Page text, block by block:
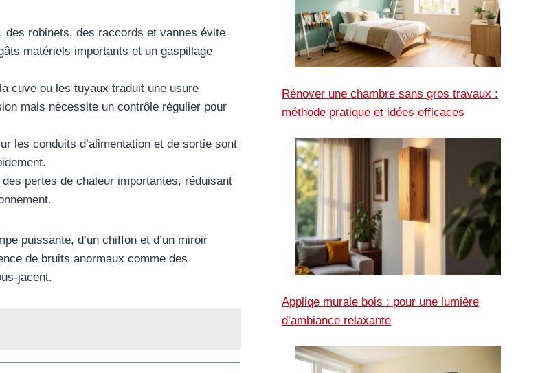
robinets, des raccords et vannes évite
matériels importants et un gaspillage
cuve ou les tuyaux traduit une usure
mais nécessite un contrôle régulier pour
les conduits d’alimentation et de sortie sont
pertes de chaleur importantes, réduisant
puissante, d’un chiffon et d’un miroir
de bruits anormaux comme des
jacent.
Rénover une chambre sans gros travaux :
méthode pratique et idées efficaces
Appliqe murale bois : pour une lumière
d’ambiance relaxante